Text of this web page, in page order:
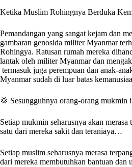
Ketika Muslim Rohingnya Berduka
Pemandangan yang sangat kejam dan
gambaran genosida militer Myanmar
Rohingya. Ratusan rumah mereka
lantak oleh militer Myanmar dan
termasuk juga perempuan dan anak-
Myanmar sudah di luar batas
💢 Sesungguhnya orang-orang mukmin
Setiap mukmin seharusnya akan merasa
satu dari mereka sakit dan teraniaya…
Setiap muslim seharusnya merasa
dari mereka membutuhkan bantuan